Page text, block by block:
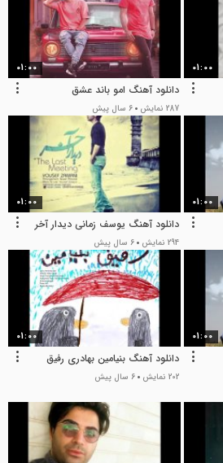
01:00
01:00
دانلود آهنگ امو باند عشق
287 نمایش 6 سال پیش
01:00
01:00
دانلود آهنگ یوسف زمانی دیدار آخر
294 نمایش 6 سال پیش
01:00
01:00
دانلود آهنگ بنیامین بهادری رفیق
202 نمایش 6 سال پیش